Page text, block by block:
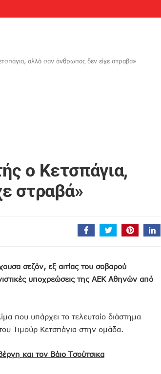
αλλά σαν άνθρωπος δεν είχε στραβά»
ο Κετσπάγια,
στραβά»
σεζόν, εξ αιτίας του σοβαρού
υποχρεώσεις της ΑΕΚ Αθηνών από
που υπάρχει το τελευταίο διάστημα
Τιμούρ Κετσπάγια στην ομάδα.
και τον Βάιο Τσούτσικα